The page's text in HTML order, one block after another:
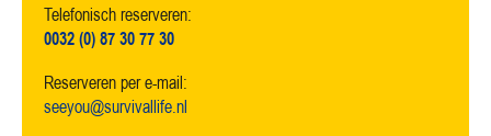
Telefonisch reserveren:
0032 (0) 87 30 77 30
Reserveren per e-mail:
seeyou@survivallife.nl